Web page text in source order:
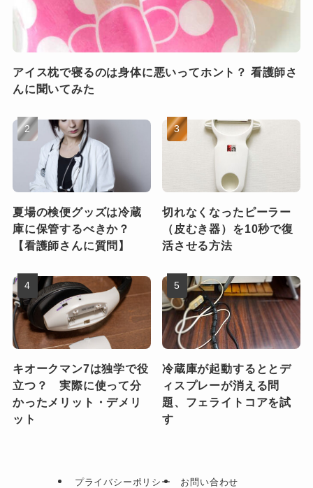
アイス枕で寝るのは身体に悪いってホント？ 看護師さ
んに聞いてみた
夏場の検便グッズは冷蔵
庫に保管するべきか？
【看護師さんに質問】
切れなくなったピーラー
（皮むき器）を10秒で復
活させる方法
キオークマン7は独学で役
立つ？ 実際に使って分
かったメリット・デメリ
ット
冷蔵庫が起動するととデ
ィスプレーが消える問
題、フェライトコアを試
す
プライバシーポリシー お問い合わせ